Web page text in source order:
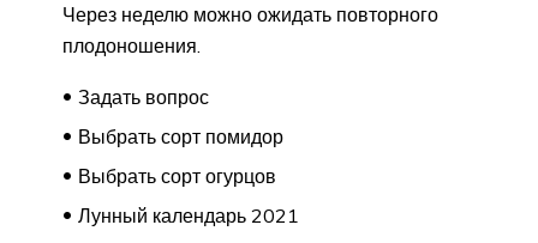
Через неделю можно ожидать повторного
плодоношения.
Задать вопрос
Выбрать сорт помидор
Выбрать сорт огурцов
Лунный календарь 2021